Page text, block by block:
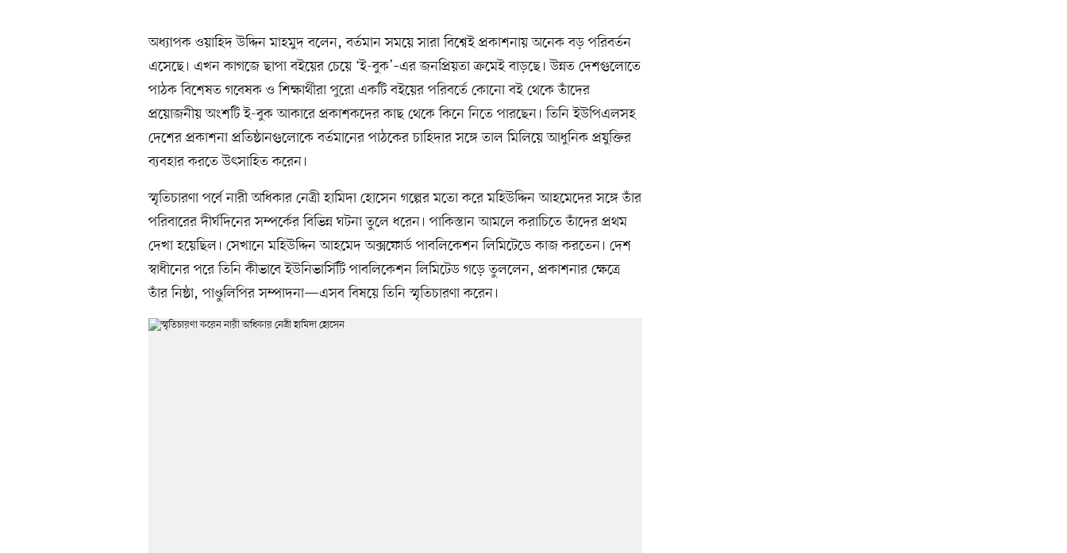
অধ্যাপক ওয়াহিদ উদ্দিন মাহমুদ বলেন, বর্তমান সময়ে সারা বিশ্বেই প্রকাশনায় অনেক বড় পরিবর্তন
এসেছে। এখন কাগজে ছাপা বইয়ের চেয়ে ‘ই-বুক’–এর জনপ্রিয়তা ক্রমেই বাড়ছে। উন্নত দেশগুলোতে
পাঠক বিশেষত গবেষক ও শিক্ষার্থীরা পুরো একটি বইয়ের পরিবর্তে কোনো বই থেকে তাঁদের
প্রয়োজনীয় অংশটি ই-বুক আকারে প্রকাশকদের কাছ থেকে কিনে নিতে পারছেন। তিনি ইউপিএলসহ
দেশের প্রকাশনা প্রতিষ্ঠানগুলোকে বর্তমানের পাঠকের চাহিদার সঙ্গে তাল মিলিয়ে আধুনিক প্রযুক্তির
ব্যবহার করতে উৎসাহিত করেন।
স্মৃতিচারণা পর্বে নারী অধিকার নেত্রী হামিদা হোসেন গল্পের মতো করে মহিউদ্দিন আহমেদের সঙ্গে তাঁর
পরিবারের দীর্ঘদিনের সম্পর্কের বিভিন্ন ঘটনা তুলে ধরেন। পাকিস্তান আমলে করাচিতে তাঁদের প্রথম
দেখা হয়েছিল। সেখানে মহিউদ্দিন আহমেদ অক্সফোর্ড পাবলিকেশন লিমিটেডে কাজ করতেন। দেশ
স্বাধীনের পরে তিনি কীভাবে ইউনিভার্সিটি পাবলিকেশন লিমিটেড গড়ে তুললেন, প্রকাশনার ক্ষেত্রে
তাঁর নিষ্ঠা, পাণ্ডুলিপির সম্পাদনা—এসব বিষয়ে তিনি স্মৃতিচারণা করেন।